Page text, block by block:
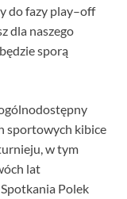
do fazy play–off
dla naszego
sporą
sportowych kibice
w tym
lat
Polek